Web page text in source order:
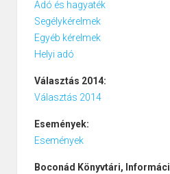
Adó és hagyaték
Segélykérelmek
Egyéb kérelmek
Helyi adó
Választás 2014:
Választás 2014
Események:
Események
Boconád Könyvtári,